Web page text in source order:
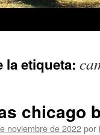
la etiqueta:
chicago
noviembre de 2022por